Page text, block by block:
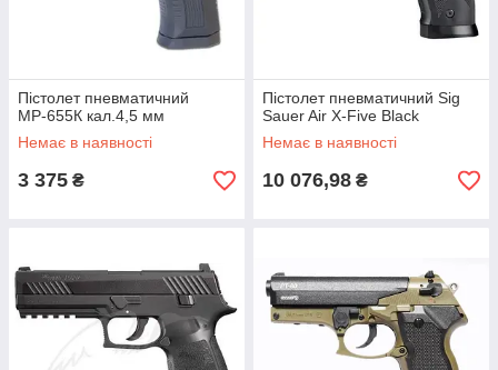
Пістолет пневматичний
МР-655К кал.4,5 мм
Немає в наявності
3 375 ₴
Пістолет пневматичний Sig
Sauer Air X-Five Black
Немає в наявності
10 076,98 ₴